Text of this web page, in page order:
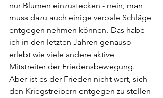
nur Blumen einzustecken - nein, man
muss dazu auch einige verbale Schläge
entgegen nehmen können. Das habe
ich in den letzten Jahren genauso
erlebt wie viele andere aktive
Mitstreiter der Friedensbewegung.
Aber ist es der Frieden nicht wert, sich
den Kriegstreibern entgegen zu stellen